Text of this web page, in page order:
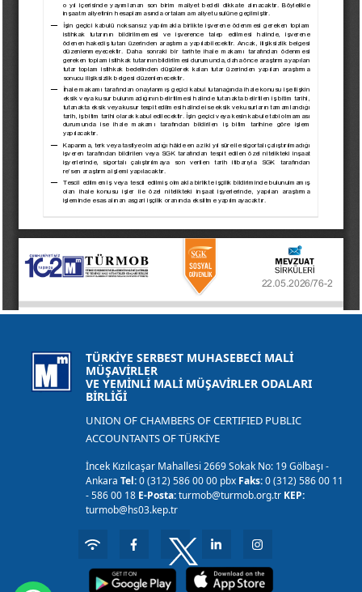
TÜRKİYE SERBEST MUHASEBECİ MALİ
MÜŞAVİRLER
VE YEMİNLİ MALİ MÜŞAVİRLER ODALARI
BİRLİĞİ
UNION OF CHAMBERS OF CERTIFIED PUBLIC
ACCOUNTANTS OF TÜRKİYE
İncek Kızılcaşar Mahallesi 2669 Sokak No: 19 Gölbaşı -
AnkaraTel:0 (312) 586 00 00 pbx Faks:0 (312) 586 00 11
- 586 00 18 E-Posta:turmob@turmob.org.tr KEP:
turmob@hs03.kep.tr